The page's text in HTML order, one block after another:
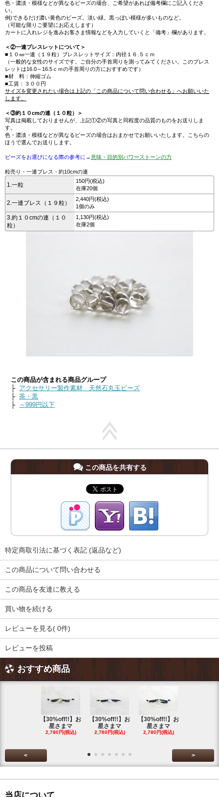
色・濃淡・模様などが異なるビーズの場合、ご希望があれば備考欄にご記入くださ
い。
例)できるだけ濃い黄色のビーズ。淡い緑。黒っぽい模様が多いものなど。
（可能な限りご要望にお応えします）
カートに入れレジを進みお客さま情報などを入力していくと「備考」欄があります。
＜②一連ブレスレットについて＞
■１０㎜一連（１９粒）ブレスレットサイズ：内径１６.５ｃｍ
（一般的な女性のサイズです。ご自分の手首周りを測ってみてください。このブレス
レットは16.0～16.5ｃｍの手首周りの方におすすめです）
■材 料：伸縮ゴム
■工賃：３００円
サイズを変更されたい場合は上記の「この商品について問い合わせる」へお願いいた
します。
＜③約１０cmの連（１０粒）＞
写真は掲載しておりませんが、上記①②の写真と同程度の品質のものをお送りしま
す。
色・濃淡・模様などが異なるビーズの場合はおまかせでお願いいたします。こちらの
ほうで選んでお送りします。
ビーズをお選びになる際の参考に→意味・目的別パワーストーンの力
粒売り・一連ブレス・約10cmの連
1.一粒
150円(税込)
在庫20個
2.一連ブレス（１９粒）
2,440円(税込)
1個のみ
3.約１０cmの連（１０
粒）
1,130円(税込)
在庫2個
この商品が含まれる商品グループ
├ アクセサリー製作素材 天然石丸玉ビーズ
├茶・黒
├
～999円以下
この商品を共有する
特定商取引法に基づく表記 (返品など)
この商品について問い合わせる
この商品を友達に教える
買い物を続ける
レビューを見る( 0件)
レビューを投稿
おすすめ商品
【30%off!!】お
星さまマ
2,780円(税込)
【30%off!!】お
星さまマ
2,780円(税込)
【30%off!!】お
星さまマ
2,780円(税込)
< >